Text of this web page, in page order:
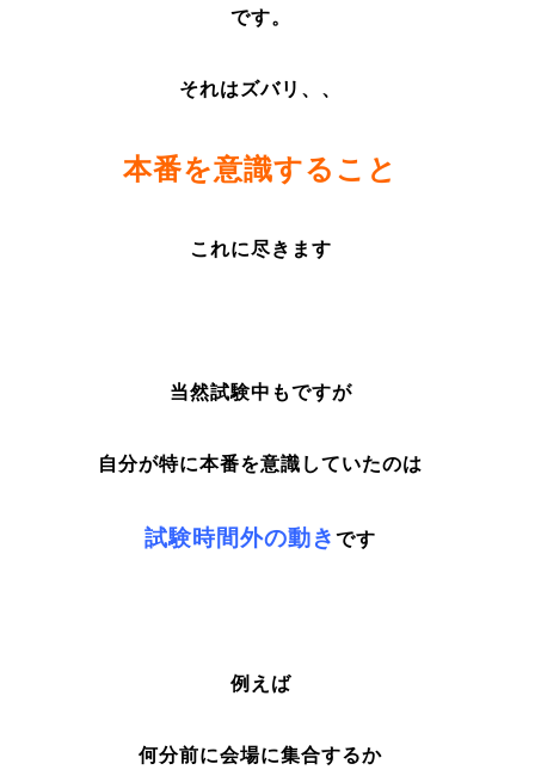
です。
それはズバリ、、
本番を意識すること
これに尽きます
当然試験中もですが
自分が特に本番を意識していたのは
試験時間外の動きです
例えば
何分前に会場に集合するか